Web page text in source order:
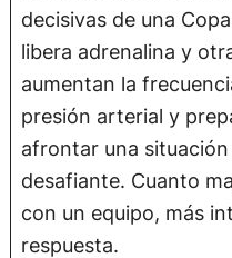
decisivas de una
libera adrenalina y
aumentan la
presión arterial y
afrontar una
desafiante. Cuanto
con un equipo, más
respuesta.